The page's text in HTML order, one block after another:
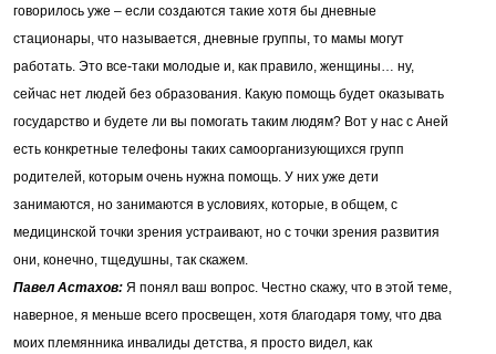
говорилось уже – если создаются такие хотя бы дневные
стационары, что называется, дневные группы, то мамы могут
работать. Это все-таки молодые и, как правило, женщины… ну,
сейчас нет людей без образования. Какую помощь будет оказывать
государство и будете ли вы помогать таким людям? Вот у нас с Аней
есть конкретные телефоны таких самоорганизующихся групп
родителей, которым очень нужна помощь. У них уже дети
занимаются, но занимаются в условиях, которые, в общем, с
медицинской точки зрения устраивают, но с точки зрения развития
они, конечно, тщедушны, так скажем.
Павел Астахов: Я понял ваш вопрос. Честно скажу, что в этой теме,
наверное, я меньше всего просвещен, хотя благодаря тому, что два
моих племянника инвалиды детства, я просто видел, как